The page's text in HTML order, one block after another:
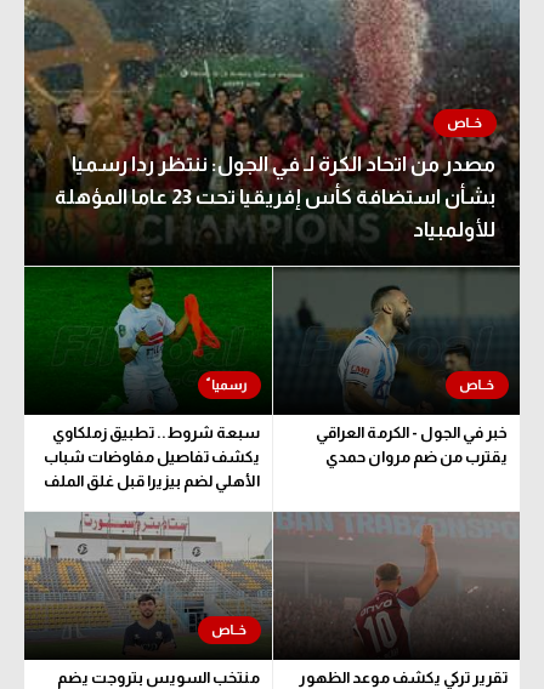
مصدر من اتحاد الكرة لـ في الجول: ننتظر ردا رسميا
بشأن استضافة كأس إفريقيا تحت 23 عاما المؤهلة
للأولمبياد
خبر في الجول - الكرمة العراقي
يقترب من ضم مروان حمدي
سبعة شروط.. تطبيق زملكاوي
يكشف تفاصيل مفاوضات شباب
الأهلي لضم بيزيرا قبل غلق الملف
تقرير تركي يكشف موعد الظهور
منتخب السويس بتروجت يضم